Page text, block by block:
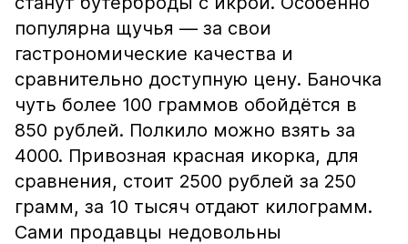
популярна щучья — за свои
гастрономические качества и
сравнительно доступную цену. Баночка
чуть более 100 граммов обойдётся в
850 рублей. Полкило можно взять за
4000. Привозная красная икорка, для
сравнения, стоит 2500 рублей за 250
грамм, за 10 тысяч отдают килограмм.
Сами продавцы недовольны